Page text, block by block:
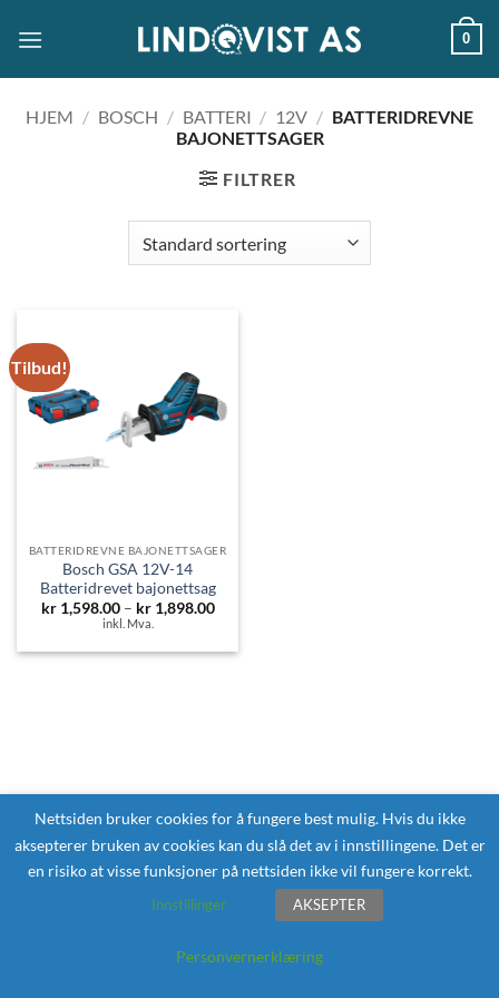
0
HJEM / BOSCH / BATTERI / 12V / BATTERIDREVNE
BAJONETTSAGER
FILTRER
Tilbud!
BATTERIDREVNE BAJONETTSAGER
Bosch GSA 12V-14
Batteridrevet bajonettsag
kr1,598.00 – kr1,898.00Prisområde:
kr 1,898.00
inkl. Mva.
Nettsiden bruker cookies for å fungere best mulig. Hvis du ikke
aksepterer bruken av cookies kan du slå det av i innstillingene. Det er
en risiko at visse funksjoner på nettsiden ikke vil fungere korrekt.
Innstillinger AKSEPTER
Personvernerklæring